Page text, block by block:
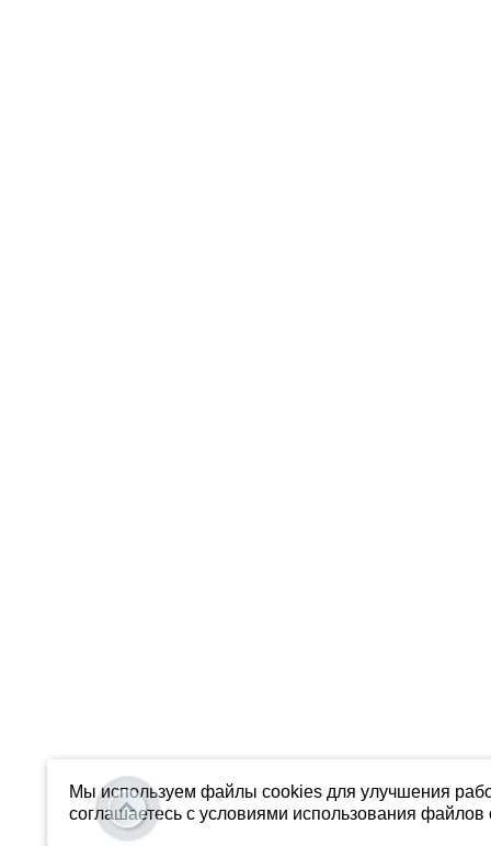
Мы используем файлы cookies для улучшения
соглашаетесь с условиями использования файлов